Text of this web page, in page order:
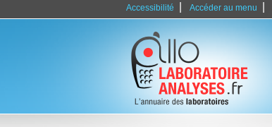
Accessibilité Accéder au menu